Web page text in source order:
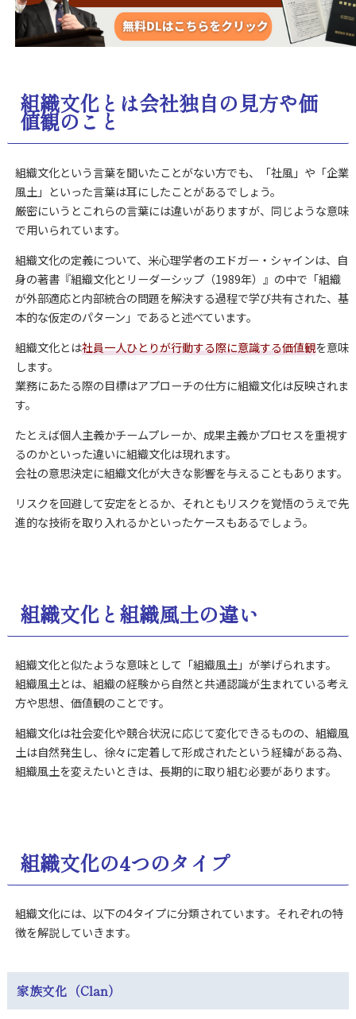
組織文化とは会社独自の見方や価
値観のこと
組織文化という言葉を聞いたことがない方でも、「社風」や「企業
風土」といった言葉は耳にしたことがあるでしょう。
厳密にいうとこれらの言葉には違いがありますが、同じような意味
で用いられています。
組織文化の定義について、米心理学者のエドガー・シャインは、自
身の著書『組織文化とリーダーシップ（1989年）』の中で「組織
が外部適応と内部統合の問題を解決する過程で学び共有された、基
本的な仮定のパターン」であると述べています。
組織文化とは社員一人ひとりが行動する際に意識する価値観を意味
します。
業務にあたる際の目標はアプローチの仕方に組織文化は反映されま
す。
たとえば個人主義かチームプレーか、成果主義かプロセスを重視す
るのかといった違いに組織文化は現れます。
会社の意思決定に組織文化が大きな影響を与えることもあります。
リスクを回避して安定をとるか、それともリスクを覚悟のうえで先
進的な技術を取り入れるかといったケースもあるでしょう。
組織文化と組織風土の違い
組織文化と似たような意味として「組織風土」が挙げられます。
組織風土とは、組織の経験から自然と共通認識が生まれている考え
方や思想、価値観のことです。
組織文化は社会変化や競合状況に応じて変化できるものの、組織風
土は自然発生し、徐々に定着して形成されたという経緯がある為、
組織風土を変えたいときは、長期的に取り組む必要があります。
組織文化の4つのタイプ
組織文化には、以下の4タイプに分類されています。それぞれの特
徴を解説していきます。
家族文化（Clan）